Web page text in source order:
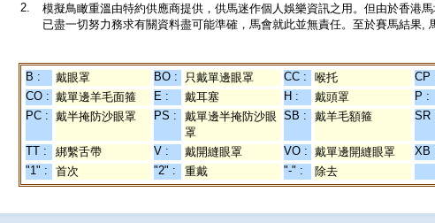
2.
模擬鳥瞰重溫由特約供應商提供，供馬迷作個人娛樂資訊之用。但由於香港
已盡一切努力務求有關資料盡可能準確，馬會就此並無責任。至於賽馬結果,
B : 戴眼罩 BO : 只戴單邊眼罩 CC : 喉托 CP
CO : 戴單邊羊毛面箍 E : 戴耳塞 H : 戴頭罩 P :
PC : 戴半掩防沙眼罩 PS :
戴單邊半掩防沙眼
罩
SB : 戴羊毛額箍 SR
TT : 綁繫舌帶 V : 戴開縫眼罩 VO : 戴單邊開縫眼罩 XB
"1" :
首次 "2" : 重戴 "-" : 除去